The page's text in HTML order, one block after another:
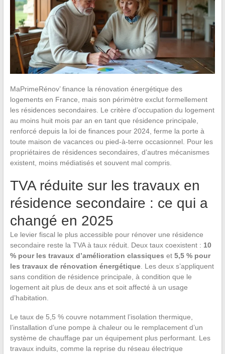
MaPrimeRénov’ finance la rénovation énergétique des
logements en France, mais son périmètre exclut formellement
les résidences secondaires. Le critère d’occupation du logement
au moins huit mois par an en tant que résidence principale,
renforcé depuis la loi de finances pour 2024, ferme la porte à
toute maison de vacances ou pied-à-terre occasionnel. Pour les
propriétaires de résidences secondaires, d’autres mécanismes
existent, moins médiatisés et souvent mal compris.
TVA réduite sur les travaux en
résidence secondaire : ce qui a
changé en 2025
Le levier fiscal le plus accessible pour rénover une résidence
secondaire reste la TVA à taux réduit. Deux taux coexistent : 10
% pour les travaux d’amélioration classiques et 5,5 % pour
les travaux de rénovation énergétique. Les deux s’appliquent
sans condition de résidence principale, à condition que le
logement ait plus de deux ans et soit affecté à un usage
d’habitation.
Le taux de 5,5 % couvre notamment l’isolation thermique,
l’installation d’une pompe à chaleur ou le remplacement d’un
système de chauffage par un équipement plus performant. Les
travaux induits, comme la reprise du réseau électrique